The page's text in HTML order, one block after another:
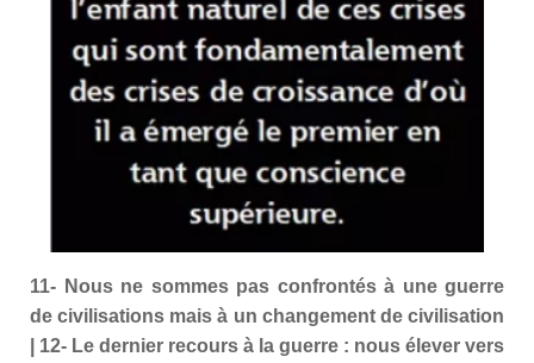
11- Nous ne sommes pas confrontés à une guerre
de civilisations mais à un changement de civilisation
| 12- Le dernier recours à la guerre : nous élever vers